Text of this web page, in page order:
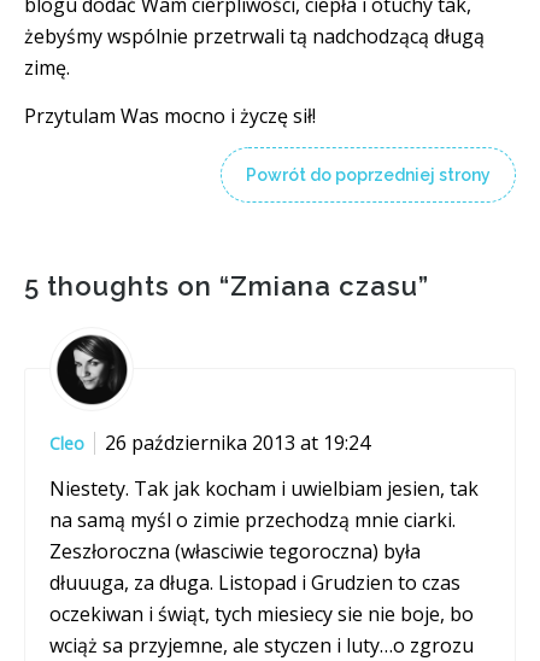
żebyśmy wspólnie przetrwali tą nadchodzącą długą
zimę.
Przytulam Was mocno i życzę sił!
Powrót do poprzedniej strony
5 thoughts on “Zmiana czasu”
Cleo
26 października 2013 at 19:24
Niestety. Tak jak kocham i uwielbiam jesien, tak
na samą myśl o zimie przechodzą mnie ciarki.
Zeszłoroczna (własciwie tegoroczna) była
dłuuuga, za długa. Listopad i Grudzien to czas
oczekiwan i świąt, tych miesiecy sie nie boje, bo
wciąż sa przyjemne, ale styczen i luty…o zgrozu